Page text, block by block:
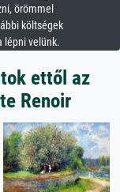
örömmel
költségek
lépni velünk.
ettől az
Renoir